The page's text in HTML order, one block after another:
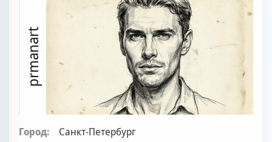
prmanart
Город:
Санкт-Петербург